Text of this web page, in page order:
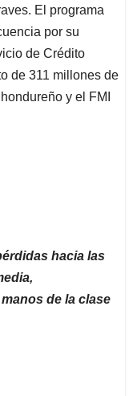
El programa
por su
de Crédito
de 311 millones de
y el FMI
hacia las
de la clase